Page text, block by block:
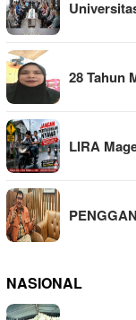
28 Tahun
LIRA
NASIONAL